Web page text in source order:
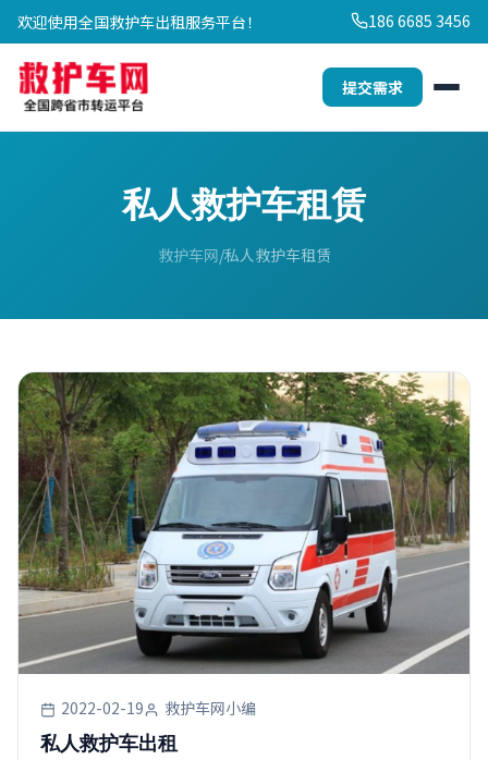
欢迎使用全国救护车出租服务平台！ 186 6685 3456
提交需求
私人救护车租赁
救护车网 私人救护车租赁
2022-02-19 救护车网小编
私人救护车出租